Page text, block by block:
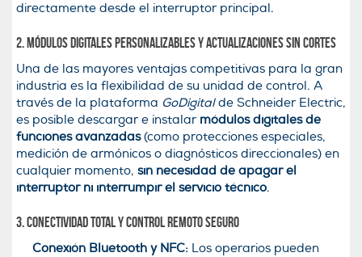
directamente desde el interruptor principal.
2. Módulos digitales personalizables y actualizaciones sin cortes
Una de las mayores ventajas competitivas para la gran
industria es la flexibilidad de su unidad de control. A
través de la plataforma GoDigitalde Schneider Electric,
es posible descargar e instalar módulos digitales de
funciones avanzadas(como protecciones especiales,
medición de armónicos o diagnósticos direccionales) en
cualquier momento, sin necesidad de apagar el
interruptor ni interrumpir el servicio técnico.
3. Conectividad total y control remoto seguro
Conexión Bluetooth y NFC: Los operarios pueden